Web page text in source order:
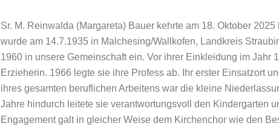
Sr. M. Reinwalda (Margareta) Bauer kehrte am 18. Oktober
wurde am 14.7.1935 in Malchesing/Wallkofen, Landkreis
1960 in unsere Gemeinschaft ein. Vor ihrer Einkleidung im Jahr
Erzieherin. 1966 legte sie ihre Profess ab. Ihr erster Einsatzort
ihres gesamten beruflichen Arbeitens war die kleine
Jahre hindurch leitete sie verantwortungsvoll den Kindergarten
Engagement galt in gleicher Weise dem Kirchenchor wie den